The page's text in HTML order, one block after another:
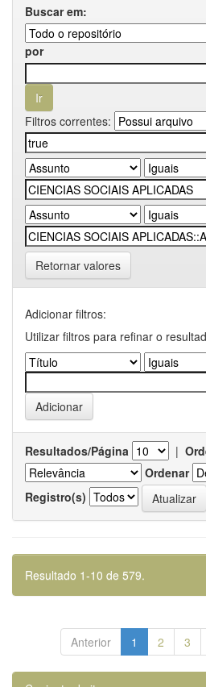
Buscar em:
por
Filtros correntes:
Retornar valores
Adicionar filtros:
Utilizar filtros para refinar o
Resultados/Página |
Ordenar
Registro(s)
Resultado 1-10 de 579.
Anterior 1 2 3